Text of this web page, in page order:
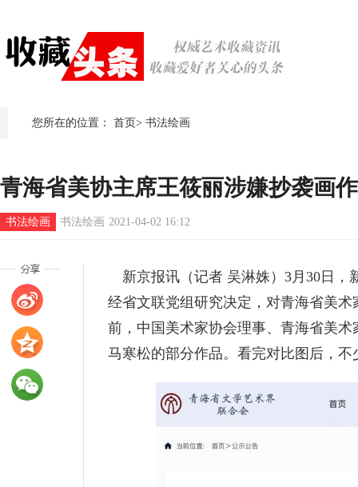
您所在的位置： 首页> 书法绘画
青海省美协主席王筱丽涉嫌抄袭画
书法绘画 书法绘画 2021-04-02 16:12
新京报讯（记者 吴淋姝）3月30日，
经省文联党组研究决定，对青海省美
前，中国美术家协会理事、青海省美
马寒松的部分作品。看完对比图后，